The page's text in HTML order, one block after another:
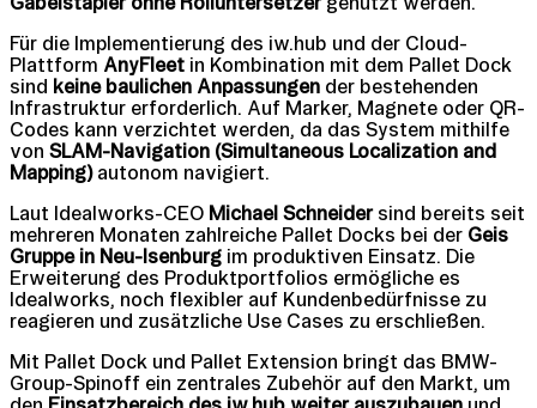
Für die Implementierung des iw.hub und der Cloud-
Plattform AnyFleet in Kombination mit dem Pallet Dock
sind keine baulichen Anpassungen der bestehenden
Infrastruktur erforderlich. Auf Marker, Magnete oder QR-
Codes kann verzichtet werden, da das System mithilfe
von SLAM-Navigation (Simultaneous Localization and
Mapping)autonom navigiert.
Laut Idealworks-CEO Michael Schneidersind bereits seit
mehreren Monaten zahlreiche Pallet Docks bei der Geis
Gruppe in Neu-Isenburg im produktiven Einsatz. Die
Erweiterung des Produktportfolios ermögliche es
Idealworks, noch flexibler auf Kundenbedürfnisse zu
reagieren und zusätzliche Use Cases zu erschließen.
Mit Pallet Dock und Pallet Extension bringt das BMW-
Group-Spinoff ein zentrales Zubehör auf den Markt, um